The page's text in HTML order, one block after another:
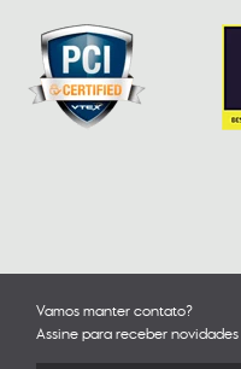
Vamos manter contato?
Assine para receber